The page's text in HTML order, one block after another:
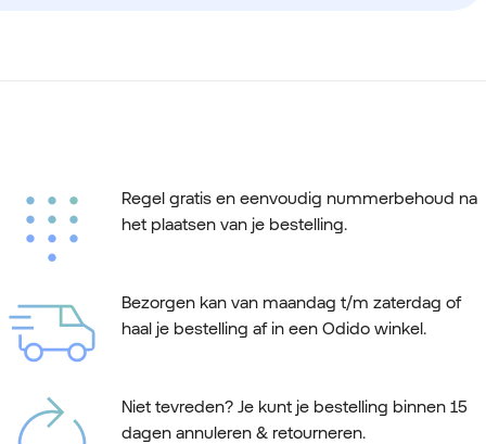
Regel gratis en eenvoudig nummerbehoud na
het plaatsen van je bestelling.
Bezorgen kan van maandag t/m zaterdag of
haal je bestelling af in een Odido winkel.
Niet tevreden? Je kunt je bestelling binnen 15
dagen annuleren & retourneren.